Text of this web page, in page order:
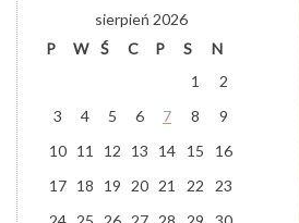
sierpień 2026
P
W Ś C P S
N
1
2
3
4 5 6 7 8
9
10
11 12 13 14 15
16
17
18 19 20 21 22
23